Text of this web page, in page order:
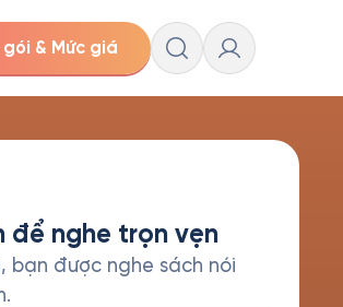
& Mức giá
để nghe trọn vẹn
bạn được nghe sách nói